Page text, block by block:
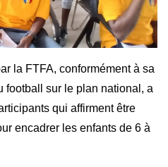
la FTFA, conformément à sa
football sur le plan national, a
qui affirment être
encadrer les enfants de 6 à